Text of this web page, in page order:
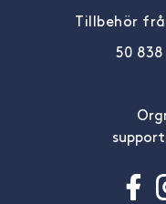
Tillbehör
50